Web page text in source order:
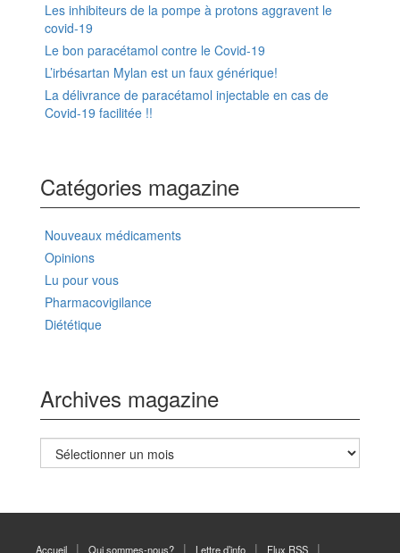
Les inhibiteurs de la pompe à protons aggravent le
covid-19
Le bon paracétamol contre le Covid-19
L’irbésartan Mylan est un faux générique!
La délivrance de paracétamol injectable en cas de
Covid-19 facilitée !!
Catégories magazine
Nouveaux médicaments
Opinions
Lu pour vous
Pharmacovigilance
Diététique
Archives magazine
Archives
magazine
Accueil Qui sommes-nous? Lettre d’info Flux RSS